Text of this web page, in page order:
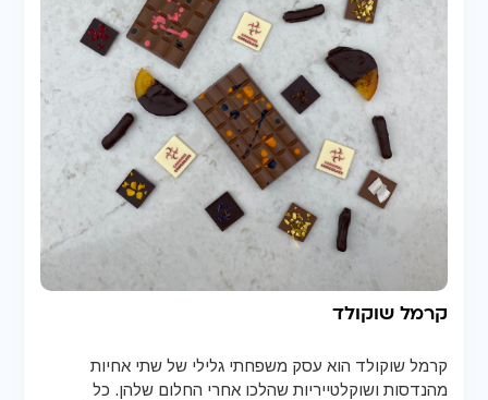
קרמל שוקולד
קרמל שוקולד הוא עסק משפחתי גלילי של שתי אחיות
מהנדסות ושוקלטייריות שהלכו אחרי החלום שלהן. כל